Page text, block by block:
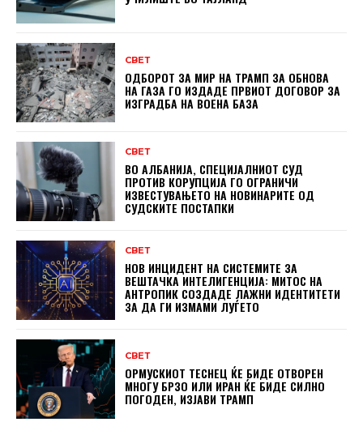
СВЕТ
ОДБОРОТ ЗА МИР НА ТРАМП ЗА ОБНОВА
НА ГАЗА ГО ИЗДАДЕ ПРВИОТ ДОГОВОР ЗА
ИЗГРАДБА НА ВОЕНА БАЗА
СВЕТ
ВО АЛБАНИЈА, СПЕЦИЈАЛНИОТ СУД
ПРОТИВ КОРУПЦИЈА ГО ОГРАНИЧИ
ИЗВЕСТУВАЊЕТО НА НОВИНАРИТЕ ОД
СУДСКИТЕ ПОСТАПКИ
СВЕТ
НОВ ИНЦИДЕНТ НА СИСТЕМИТЕ ЗА
ВЕШТАЧКА ИНТЕЛИГЕНЦИЈА: МИТОС НА
АНТРОПИК СОЗДАДЕ ЛАЖНИ ИДЕНТИТЕТИ
ЗА ДА ГИ ИЗМАМИ ЛУЃЕТО
СВЕТ
ОРМУСКИОТ ТЕСНЕЦ ЌЕ БИДЕ ОТВОРЕН
МНОГУ БРЗО ИЛИ ИРАН ЌЕ БИДЕ СИЛНО
ПОГОДЕН, ИЗЈАВИ ТРАМП